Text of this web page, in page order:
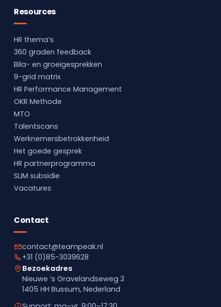
Resources
HR thema’s
360 graden feedback
Bila- en groeigesprekken
9-grid matrix
HR Performance Management
OKR Methode
MTO
Talentscans
Werknemersbetrokkenheid
Het goede gesprek
HR partnerprogramma
SLIM subsidie
Vacatures
Contact
contact@teampeak.nl
+31 (0)85-3039628
Bezoekadres
Nieuwe ’s Gravelandseweg 3
1405 HH Bussum, Nederland